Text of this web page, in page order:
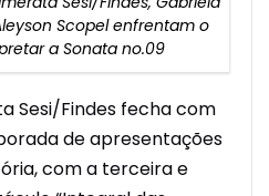
Scopel enfrentam o
a Sonata no.09
Sesi/Findes fecha com
de apresentações
com a terceira e